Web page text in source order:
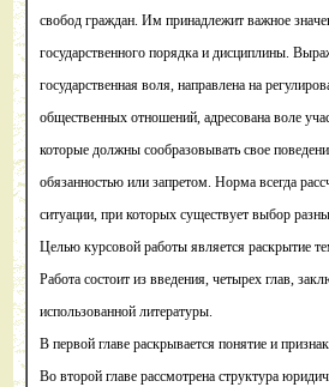
свобод граждан. Им принадлежит важное
государственного порядка и дисциплины.
государственная воля, направлена на
общественных отношений, адресована воле
которые должны сообразовывать свое
обязанностью или запретом. Норма всегда
ситуации, при которых существует выбор
Целью курсовой работы является раскрытие
Работа состоит из введения, четырех глав,
использованной литературы.
В первой главе раскрывается понятие и
Во второй главе рассмотрена структура